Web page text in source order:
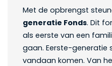
Met de opbrengst
generatie Fonds. Dit
als eerste van een
gaan. Eerste-generatie
vandaan komen. Van